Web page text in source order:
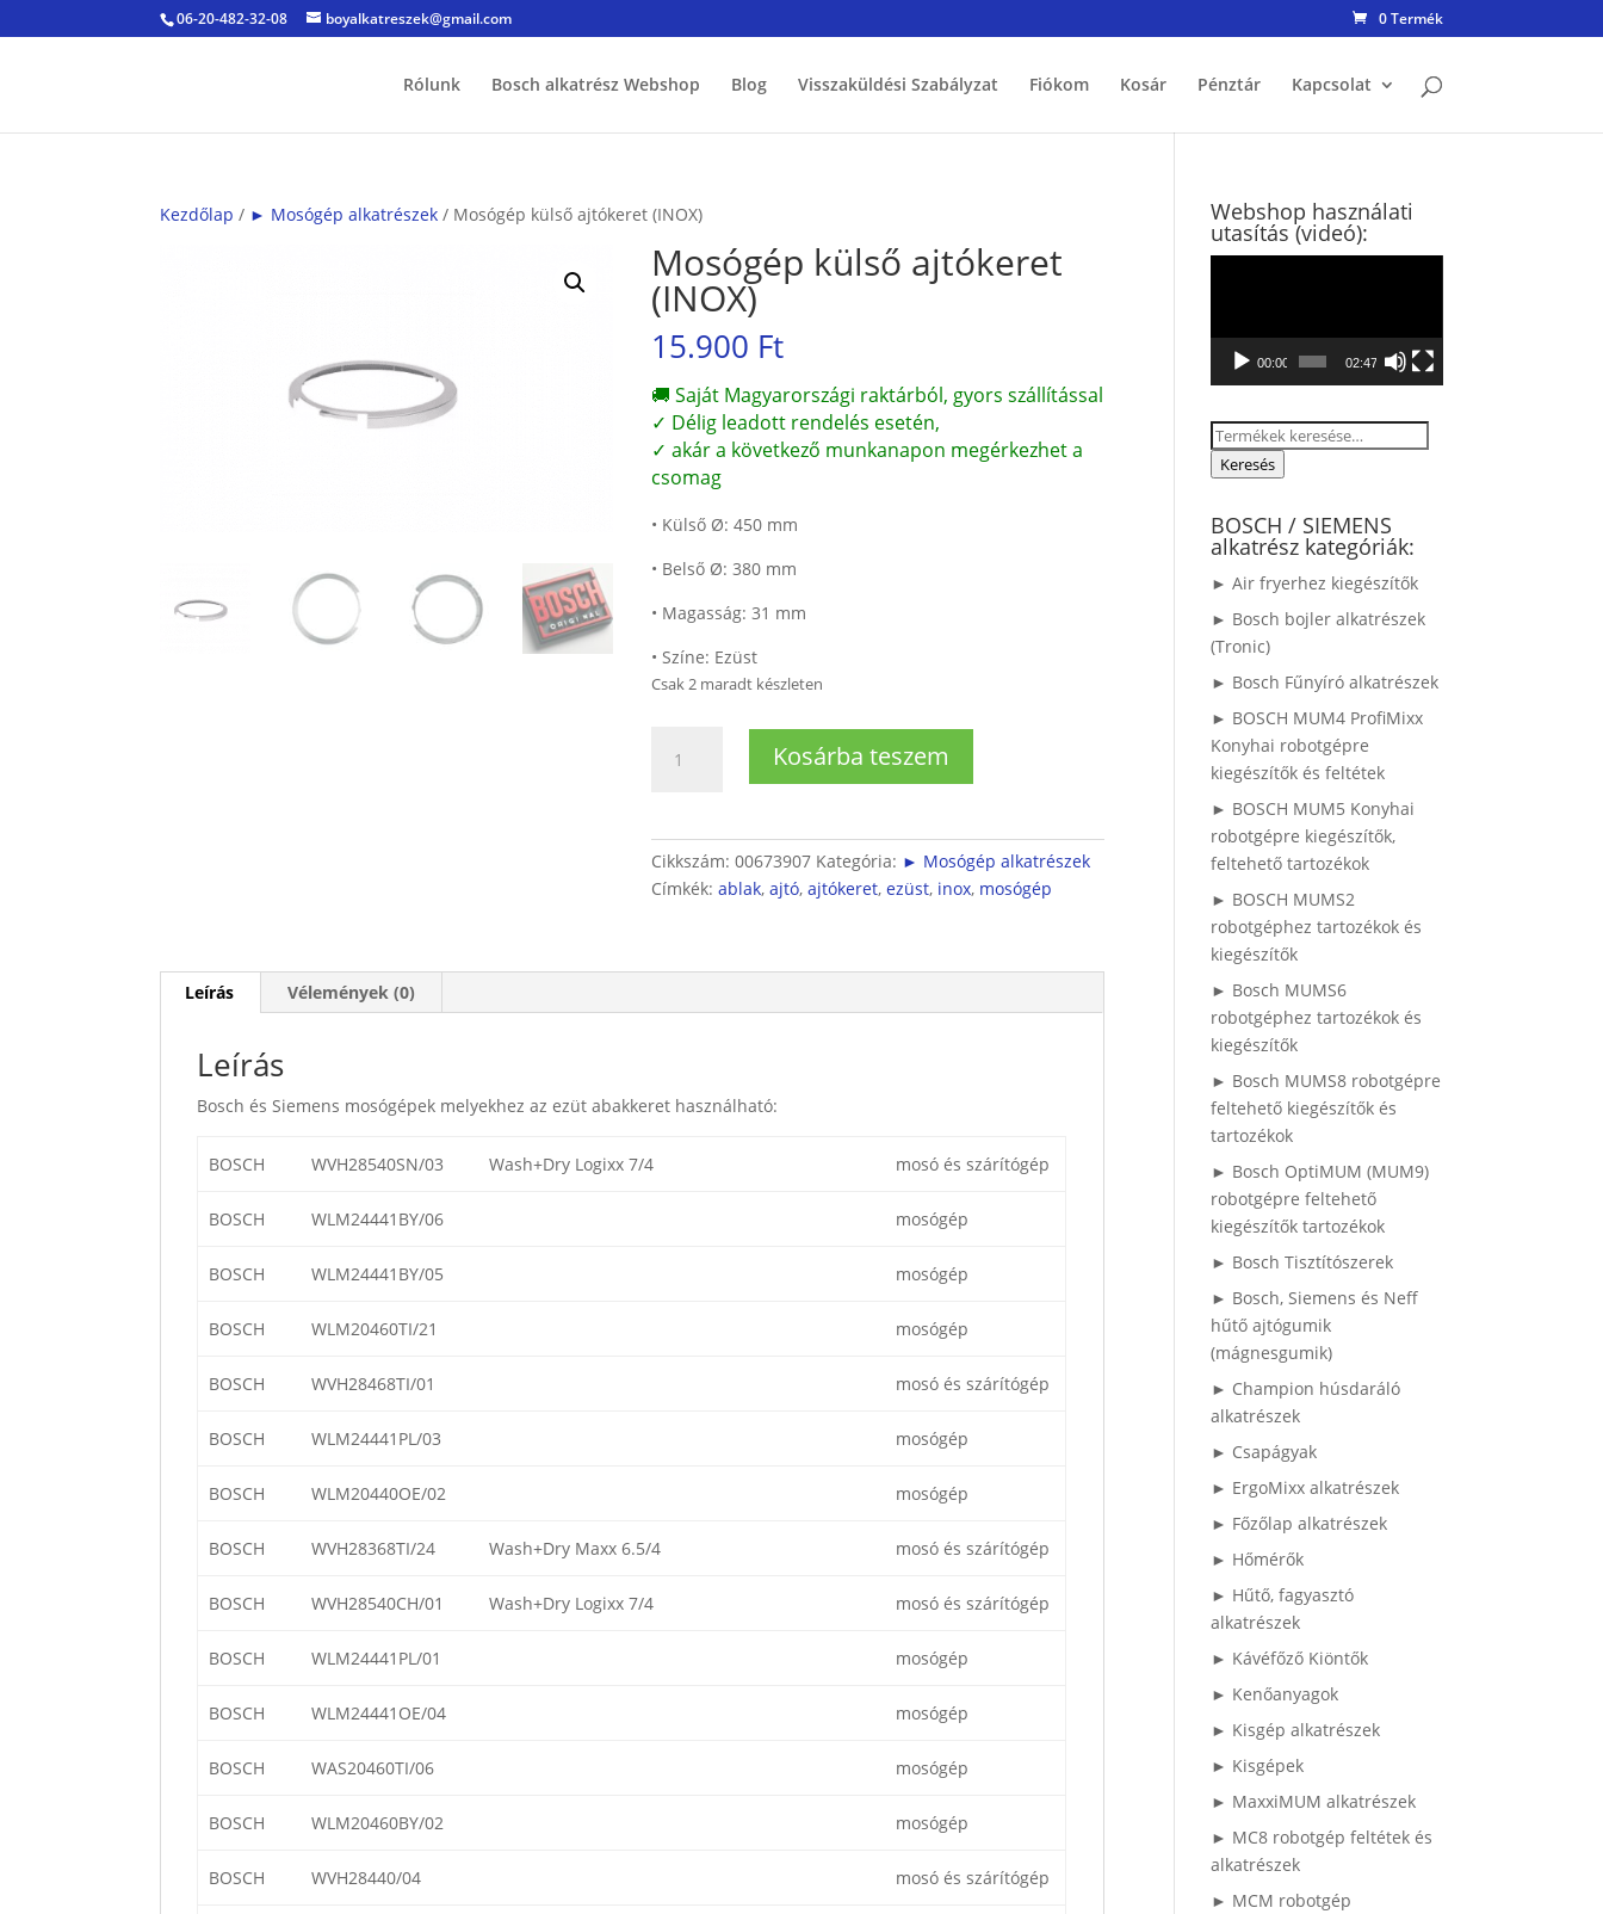
06-20-482-32-08 boyalkatreszek@gmail.com 0 Termék
Rólunk Bosch alkatrész Webshop Blog Visszaküldési Szabályzat Fiókom Kosár Pénztár Kapcsolat
Kezdőlap / ► Mosógép alkatrészek / Mosógép külső ajtókeret (INOX)
Mosógép külső ajtókeret
(INOX)
15.900 Ft
🚚 Saját Magyarországi raktárból, gyors szállítással
✓ Délig leadott rendelés esetén,
✓ akár a következő munkanapon megérkezhet a
csomag
• Külső Ø: 450 mm
• Belső Ø: 380 mm
• Magasság: 31 mm
• Színe: Ezüst
Csak 2 maradt készleten
külső
mennyiség
Kosárba teszem
Cikkszám:00673907 Kategória: ► Mosógép alkatrészek
Címkék:ablak,ajtó,ajtókeret,ezüst, inox, mosógép
Leírás Vélemények (0)
Leírás
Bosch és Siemens mosógépek melyekhez az ezüt abakkeret használható:
BOSCH WVH28540SN/03 Wash+Dry Logixx 7/4 mosó és szárítógép
BOSCH WLM24441BY/06 mosógép
BOSCH WLM24441BY/05 mosógép
BOSCH WLM20460TI/21 mosógép
BOSCH WVH28468TI/01 mosó és szárítógép
BOSCH WLM24441PL/03 mosógép
BOSCH WLM20440OE/02 mosógép
BOSCH WVH28368TI/24 Wash+Dry Maxx 6.5/4 mosó és szárítógép
BOSCH WVH28540CH/01 Wash+Dry Logixx 7/4 mosó és szárítógép
BOSCH WLM24441PL/01 mosógép
BOSCH WLM24441OE/04 mosógép
BOSCH WAS20460TI/06 mosógép
BOSCH WLM20460BY/02 mosógép
BOSCH WVH28440/04 mosó és szárítógép
Webshop használati
utasítás (videó):
00:00 02:47
Keresés
Keresés
BOSCH / SIEMENS
alkatrész kategóriák:
► Air fryerhez kiegészítők
► Bosch bojler alkatrészek
(Tronic)
► Bosch Fűnyíró alkatrészek
► BOSCH MUM4 ProfiMixx
Konyhai robotgépre
kiegészítők és feltétek
► BOSCH MUM5 Konyhai
robotgépre kiegészítők,
feltehető tartozékok
► BOSCH MUMS2
robotgéphez tartozékok és
kiegészítők
► Bosch MUMS6
robotgéphez tartozékok és
kiegészítők
► Bosch MUMS8 robotgépre
feltehető kiegészítők és
tartozékok
► Bosch OptiMUM (MUM9)
robotgépre feltehető
kiegészítők tartozékok
► Bosch Tisztítószerek
► Bosch, Siemens és Neff
hűtő ajtógumik
(mágnesgumik)
► Champion húsdaráló
alkatrészek
► Csapágyak
► ErgoMixx alkatrészek
► Főzőlap alkatrészek
► Hőmérők
► Hűtő, fagyasztó
alkatrészek
► Kávéfőző Kiöntők
► Kenőanyagok
► Kisgép alkatrészek
► Kisgépek
► MaxxiMUM alkatrészek
► MC8 robotgép feltétek és
alkatrészek
► MCM robotgép